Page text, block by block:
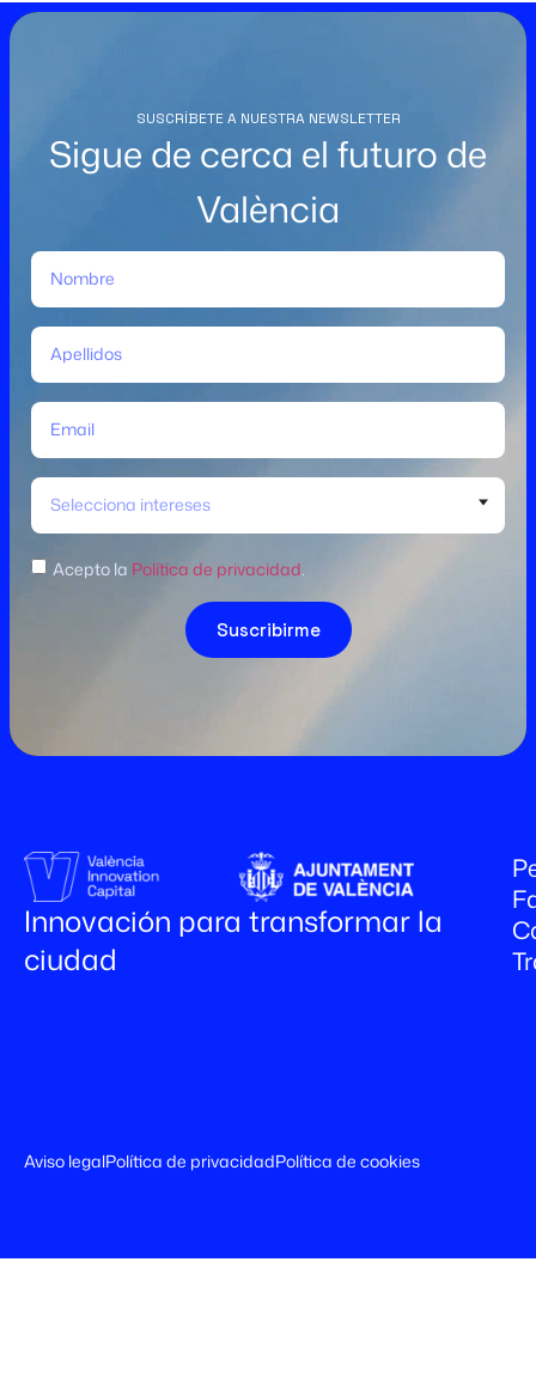
SUSCRÍBETE A NUESTRA NEWSLETTER
Sigue de cerca el futuro de
València
Selecciona intereses
Acepto la Política de privacidad
Suscribirme
Innovación para transformar la
ciudad
Aviso legalPolítica de privacidadPolítica de cookies